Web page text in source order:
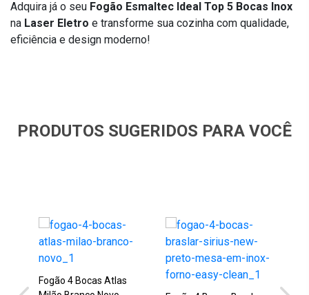
Adquira já o seu Fogão Esmaltec Ideal Top 5 Bocas Inox
na Laser Eletro e transforme sua cozinha com qualidade,
eficiência e design moderno!
PRODUTOS SUGERIDOS PARA VOCÊ
Fogão 4 Bocas Atlas